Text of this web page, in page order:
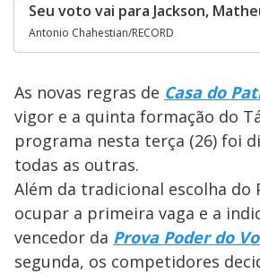
Seu voto vai para Jackson,
Antonio Chahestian/RECORD
As novas regras de Casa do
vigor e a quinta formação do
programa nesta terça (26) foi
todas as outras.
Além da tradicional escolha do
ocupar a primeira vaga e a
vencedor da Prova Poder do
segunda, os competidores